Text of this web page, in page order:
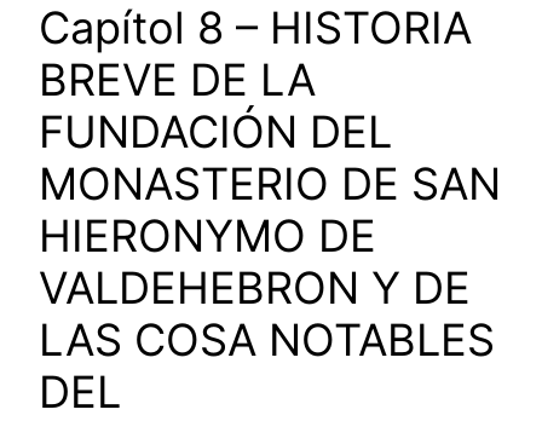
Capítol 8 – HISTORIA
BREVE DE LA
FUNDACIÓN DEL
MONASTERIO DE SAN
HIERONYMO DE
VALDEHEBRON Y DE
LAS COSA NOTABLES
DEL